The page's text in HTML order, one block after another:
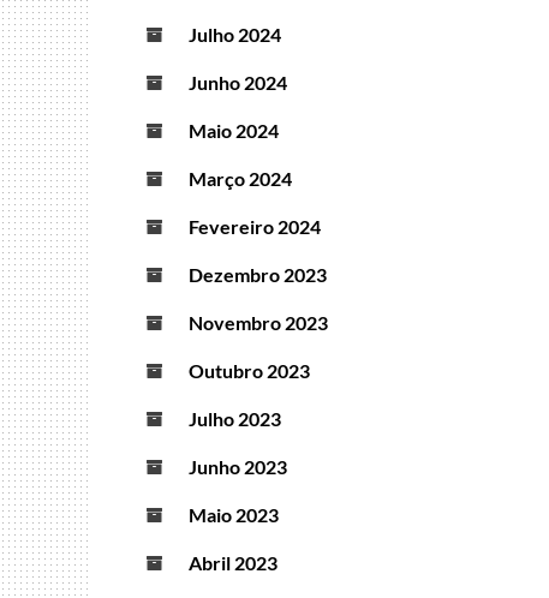
Julho 2024
Junho 2024
Maio 2024
Março 2024
Fevereiro 2024
Dezembro 2023
Novembro 2023
Outubro 2023
Julho 2023
Junho 2023
Maio 2023
Abril 2023